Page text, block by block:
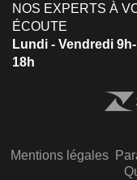
NOS EXPERTS À
ÉCOUTE
Lundi - Vendredi
18h
Mentions légales